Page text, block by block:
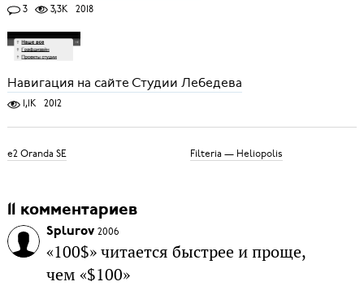
3 3,3K 2018
Навигация на сайте Студии Лебедева
1,1K 2012
e2 Oranda SE Filteria — Heliopolis
11 комментариев
Splurov 2006
«100$» читается быстрее и проще,
чем «$100»